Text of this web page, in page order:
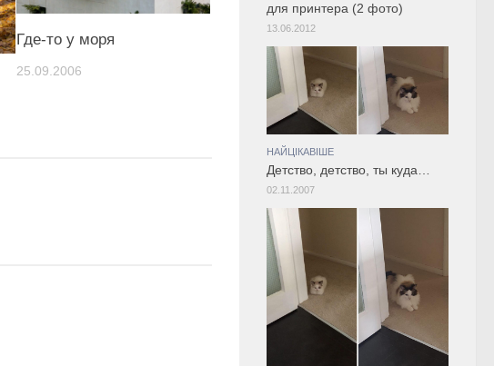
Где-то у моря
25.09.2006
для принтера (2 фото)
13.06.2012
НАЙЦІКАВІШЕ
Детство, детство, ты куда…
02.11.2007